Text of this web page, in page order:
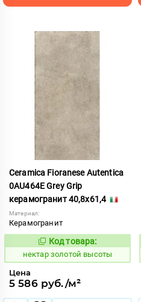
Ceramica Fioranese Autentica
0AU464E Grey Grip
керамогранит 40,8x61,4
Материал:
Керамогранит
1129132
Код товара:
нектар золотой высоты
Цена
5 586 руб./м²